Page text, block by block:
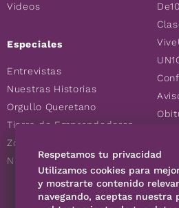
Videos
Especiales
Entrevistas
Nuestras Historias
Orgullo Queretano
Tierra de Emprendedores
Zoociales
Nuevos Queretanos
Respetamos tu privacidad
Utilizamos cookies para
y mostrarte contenido
navegando, aceptas nuestra